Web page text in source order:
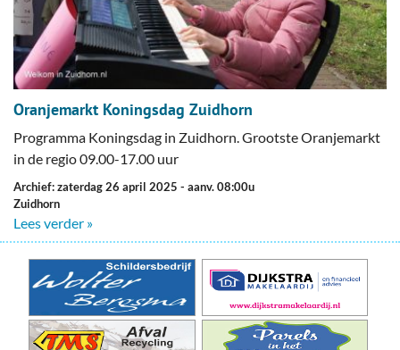
Oranjemarkt Koningsdag Zuidhorn
Programma Koningsdag in Zuidhorn. Grootste Oranjemarkt
in de regio 09.00-17.00 uur
Archief: zaterdag 26 april 2025 - aanv. 08:00u
Zuidhorn
Lees verder »